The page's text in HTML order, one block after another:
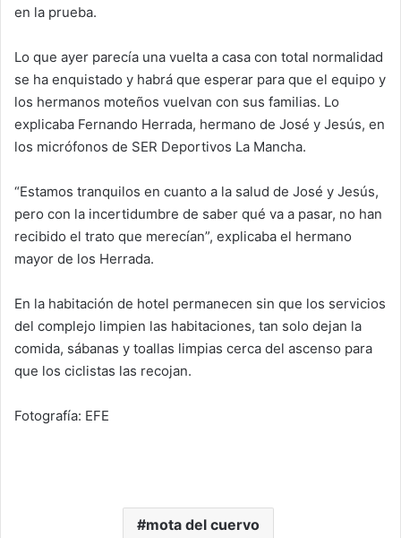
en la prueba.
Lo que ayer parecía una vuelta a casa con total normalidad
se ha enquistado y habrá que esperar para que el equipo y
los hermanos moteños vuelvan con sus familias. Lo
explicaba Fernando Herrada, hermano de José y Jesús, en
los micrófonos de SER Deportivos La Mancha.
“Estamos tranquilos en cuanto a la salud de José y Jesús,
pero con la incertidumbre de saber qué va a pasar, no han
recibido el trato que merecían”, explicaba el hermano
mayor de los Herrada.
En la habitación de hotel permanecen sin que los servicios
del complejo limpien las habitaciones, tan solo dejan la
comida, sábanas y toallas limpias cerca del ascenso para
que los ciclistas las recojan.
Fotografía: EFE
mota del cuervo